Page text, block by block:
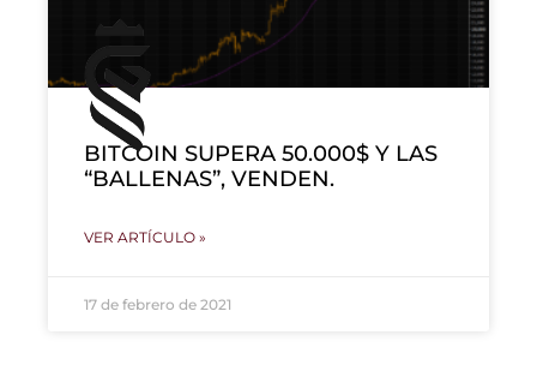
BITCOIN SUPERA 50.000$ Y LAS
“BALLENAS”, VENDEN.
VER ARTÍCULO »
17 de febrero de 2021